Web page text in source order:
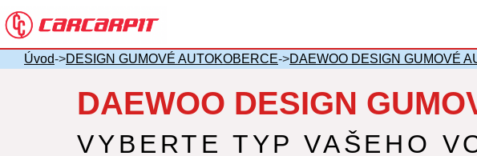
Úvod->DESIGN GUMOVÉ AUTOKOBERCE->DAEWOO DESIGN GUMOVÉ
DAEWOO DESIGN
VYBERTE TYP VAŠEHO